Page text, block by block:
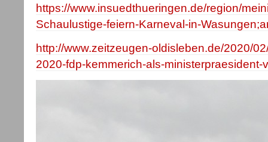
https://www.insuedthueringen.de/region/
Schaulustige-feiern-Karneval-in-
http://www.zeitzeugen-oldisleben.de/2020/
2020-fdp-kemmerich-als-ministerpraesident-